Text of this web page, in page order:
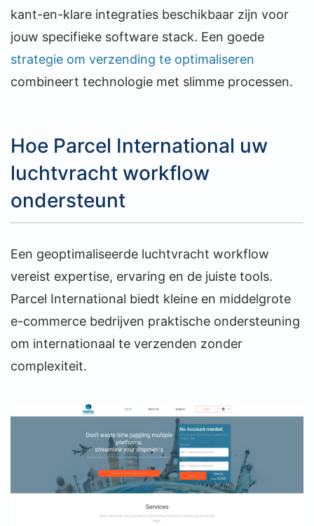
kant-en-klare integraties beschikbaar zijn voor
jouw specifieke software stack. Een goede
strategie om verzending te optimaliseren
combineert technologie met slimme processen.
Hoe Parcel International uw
luchtvracht workflow
ondersteunt
Een geoptimaliseerde luchtvracht workflow
vereist expertise, ervaring en de juiste tools.
Parcel International biedt kleine en middelgrote
e-commerce bedrijven praktische ondersteuning
om internationaal te verzenden zonder
complexiteit.